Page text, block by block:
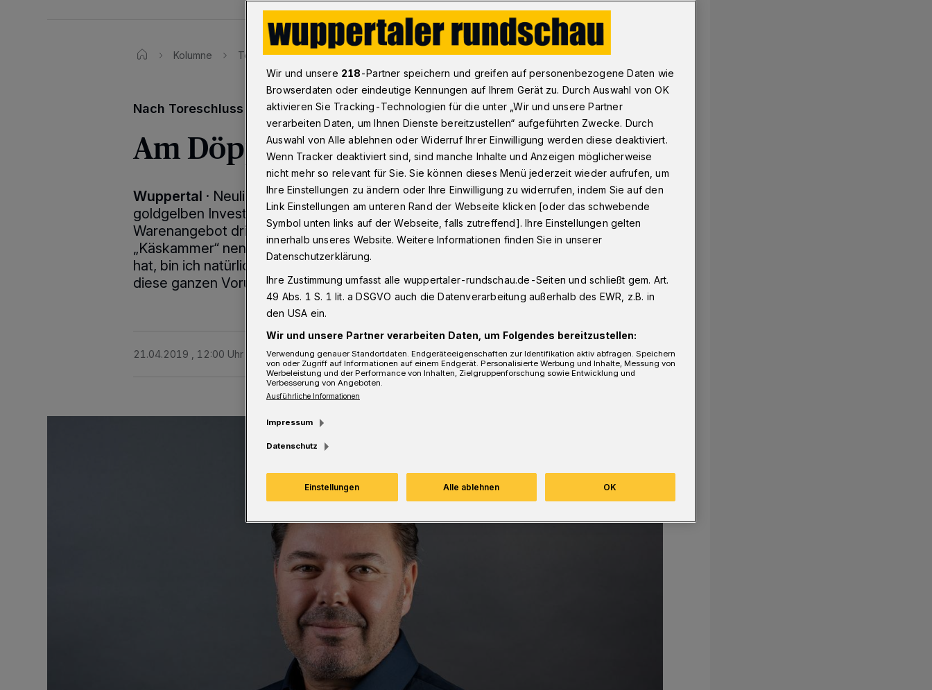
Kolumne Toreschluss Nach Toreschluss: Am Döpperszwerg
Nach Toreschluss – die Wochenendsatire
Am Döpperszwerg
Wuppertal · Neulich hat mir jemand vorgeschlagen, wir sollten den
goldgelben Investoren-Klops am Döppersberg mit Blick auf das
Warenangebot drinnen und die Löcher außen am besten
„Käskammer“ nennen. Nachdem Primark diese Woche aufgemacht
hat, bin ich natürlich auch gleich mal hingegangen, um zu gucken, ob
diese ganzen Vorurteile eigentlich stimmen.
21.04.2019 , 12:00 Uhr 3 Minuten Lesezeit
Wir und unsere 218-Partner speichern und greifen auf personenbezogene Daten wie
Browserdaten oder eindeutige Kennungen auf Ihrem Gerät zu. Durch Auswahl von OK
aktivieren Sie Tracking-Technologien für die unter „Wir und unsere Partner
verarbeiten Daten, um Ihnen Dienste bereitzustellen“ aufgeführten Zwecke. Durch
Auswahl von Alle ablehnen oder Widerruf Ihrer Einwilligung werden diese deaktiviert.
Wenn Tracker deaktiviert sind, sind manche Inhalte und Anzeigen möglicherweise
nicht mehr so relevant für Sie. Sie können dieses Menü jederzeit wieder aufrufen, um
Ihre Einstellungen zu ändern oder Ihre Einwilligung zu widerrufen, indem Sie auf den
Link Einstellungen am unteren Rand der Webseite klicken [oder das schwebende
Symbol unten links auf der Webseite, falls zutreffend]. Ihre Einstellungen gelten
innerhalb unseres Website. Weitere Informationen finden Sie in unserer
Datenschutzerklärung.
Ihre Zustimmung umfasst alle wuppertaler-rundschau.de-Seiten und schließt gem. Art.
49 Abs. 1 S. 1 lit. a DSGVO auch die Datenverarbeitung außerhalb des EWR, z.B. in
den USA ein.
Wir und unsere Partner verarbeiten Daten, um Folgendes bereitzustellen:
Verwendung genauer Standortdaten. Endgeräteeigenschaften zur Identifikation aktiv abfragen. Speichern
von oder Zugriff auf Informationen auf einem Endgerät. Personalisierte Werbung und Inhalte, Messung von
Werbeleistung und der Performance von Inhalten, Zielgruppenforschung sowie Entwicklung und
Verbesserung von Angeboten.
Ausführliche Informationen
Impressum
Datenschutz
Einstellungen Alle ablehnen OK